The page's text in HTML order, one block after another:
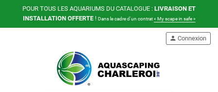
POUR TOUS LES AQUARIUMS DU CATALOGUE : LIVRAISON ET
INSTALLATION OFFERTE! Dans le cadre d'un contrat« My scape in safe »
person Connexion